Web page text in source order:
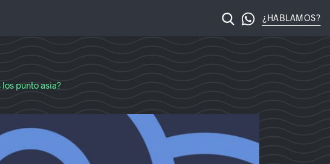
online Alicante – Posicionamiento web Alicante
¿HABLAMOS?
los punto asia?